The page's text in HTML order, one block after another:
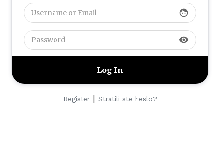
face
visibility
Register| Stratili ste heslo?